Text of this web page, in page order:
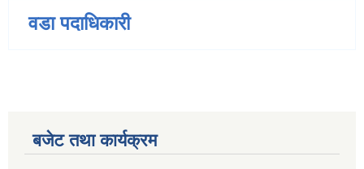
वडा पदाधिकारी
बजेट तथा कार्यक्रम